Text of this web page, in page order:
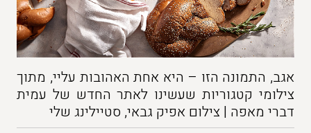
אגב, התמונה הזו – היא אחת האהובות עליי, מתוך
צילומי קטגוריות שעשינו לאתר החדש של עמית
דברי מאפה | צילום אפיק גבאי, סטיילינג שלי